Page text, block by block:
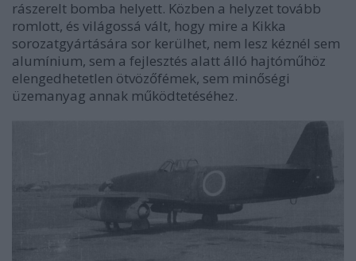
rászerelt bomba helyett. Közben a helyzet tovább
romlott, és világossá vált, hogy mire a Kikka
sorozatgyártására sor kerülhet, nem lesz kéznél sem
alumínium, sem a fejlesztés alatt álló hajtóműhöz
elengedhetetlen ötvözőfémek, sem minőségi
üzemanyag annak működtetéséhez.